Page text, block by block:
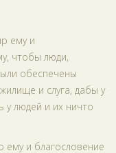
ему и
чтобы люди,
обеспечены
и слуга, дабы у
у людей и их ничто
ему и благословение